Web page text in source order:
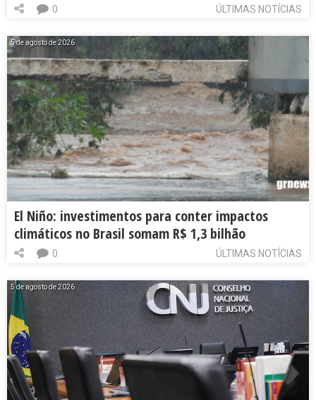
ÚLTIMAS NOTÍCIAS
0
5 de agosto de 2026
El Niño: investimentos para conter impactos
climáticos no Brasil somam R$ 1,3 bilhão
ÚLTIMAS NOTÍCIAS
0
5 de agosto de 2026